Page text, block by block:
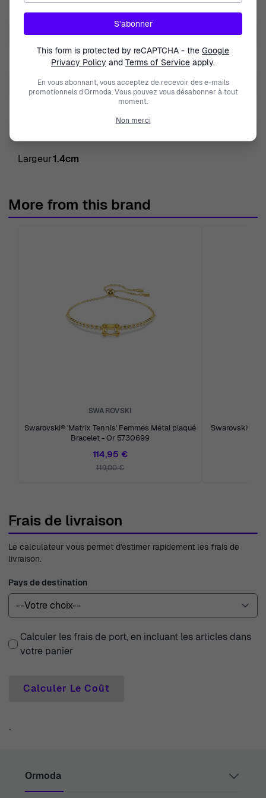
Couleur des pierresBlanc
Type de produitBracelet
Longueur24cm
Largeur1.4cm
More from this brand
SWAROVSKI
Swarovski® 'Matrix Tennis' Femmes Métal plaqué
Bracelet - Or 5730699
114,95 €
119,00 €
Swarovski®
Frais de livraison
Le calculateur vous permet d'estimer rapidement les frais de
livraison.
Pays de destination
Calculer les frais de port, en incluant les articles dans
votre panier
Calculer Le Coût
`
Ormoda
S’abonner
This form is protected by reCAPTCHA - the Google
Privacy Policy and Terms of Service apply.
En vous abonnant, vous acceptez de recevoir des e-mails
promotionnels d’Ormoda. Vous pouvez vous désabonner à tout
moment.
Non merci